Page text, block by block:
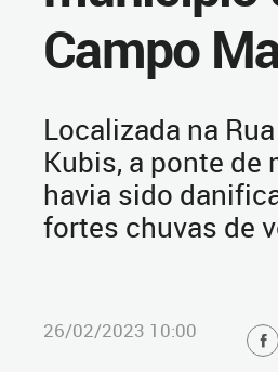
Campo
Localizada na
Kubis, a ponte de
havia sido
fortes chuvas de
26/02/2023 10:00